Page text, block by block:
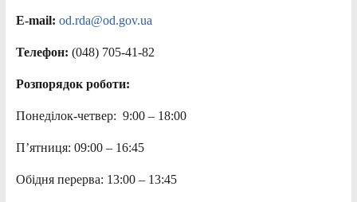
E-mail: od.rda@od.gov.ua
Телефон: (048) 705-41-82
Розпорядок роботи:
Понеділок-четвер: 9:00 – 18:00
П’ятниця: 09:00 – 16:45
Обідня перерва: 13:00 – 13:45